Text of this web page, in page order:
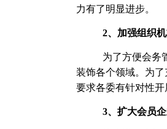
力有了明显进步。
2、加强组织
为了方便会务
装饰各个领域。为
要求各委有针对性
3、 扩大会员